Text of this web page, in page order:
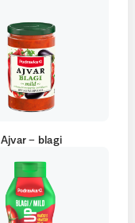
Ajvar – blagi